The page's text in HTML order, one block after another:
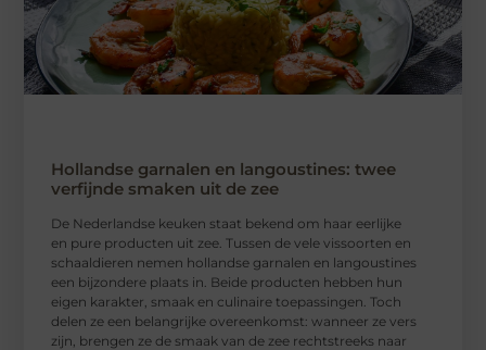
Hollandse garnalen en langoustines: twee
verfijnde smaken uit de zee
De Nederlandse keuken staat bekend om haar eerlijke
en pure producten uit zee. Tussen de vele vissoorten en
schaaldieren nemen hollandse garnalen en langoustines
een bijzondere plaats in. Beide producten hebben hun
eigen karakter, smaak en culinaire toepassingen. Toch
delen ze een belangrijke overeenkomst: wanneer ze vers
zijn, brengen ze de smaak van de zee rechtstreeks naar